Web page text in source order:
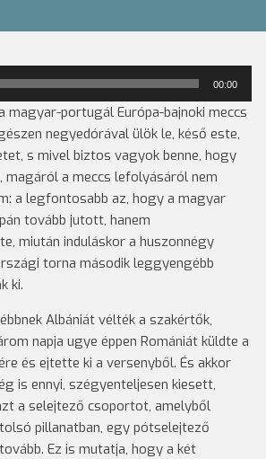
00:00
magyar-portugál Európa-bajnoki meccs
negyedórával ülök le, késő este,
s mivel biztos vagyok benne, hogy
magáról a meccs lefolyásáról nem
a legfontosabb az, hogy a magyar
tovább jutott, hanem
miután induláskor a huszonnégy
torna második leggyengébb
ki.
Albániát vélték a szakértők,
napja ugye éppen Romániát küldte a
és ejtette ki a versenyből. És akkor
is ennyi, szégyenteljesen kiesett,
a selejtező csoportot, amelyből
pillanatban, egy pótselejtező
Ez is mutatja, hogy a két